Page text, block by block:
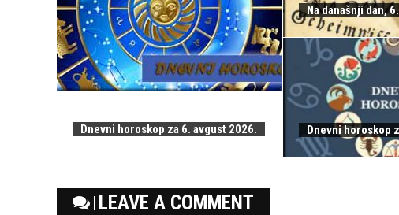
Dnevni horoskop za 6. avgust 2026.
Na današnji dan,
Dnevni horoskop
LEAVE A COMMENT